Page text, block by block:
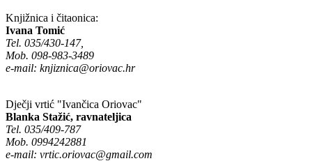
Knjižnica i čitaonica:
Ivana Tomić
Tel. 035/430-147,
Mob. 098-983-3489
e-mail: knjiznica@oriovac.hr
Dječji vrtić "Ivančica Oriovac"
Blanka Stažić, ravnateljica
Tel. 035/409-787
Mob. 0994242881
e-mail: vrtic.oriovac@gmail.com